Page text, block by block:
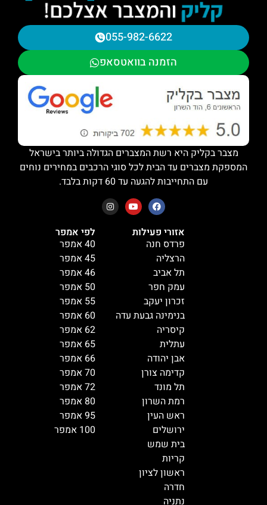
לפי אמפר
40 אמפר
45 אמפר
46 אמפר
50 אמפר
55 אמפר
60 אמפר
62 אמפר
65 אמפר
66 אמפר
70 אמפר
72 אמפר
80 אמפר
95 אמפר
100 אמפר
אזורי פעילות
פרדס חנה
הרצליה
תל אביב
עמק חפר
זכרון יעקב
בנימינה גבעת עדה
קיסריה
עתלית
אבן יהודה
קדימה צורן
תל מונד
רמת השרון
ראש העין
ירושלים
בית שמש
קריות
ראשון לציון
חדרה
נתניה
055-982-6622
הזמנה בוואטסאפ
מצבר בקליק היא רשת המצברים הגדולה ביותר בישראל
המספקת מצברים עד הבית לכל סוגי הרכבים במחירים נוחים
עם התחייבות להגעה עד 60 דקות בלבד.